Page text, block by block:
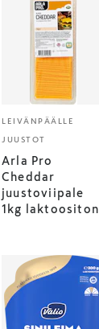
LEIVÄNPÄÄLLE
JUUSTOT
Arla Pro
Cheddar
juustoviipale
1kg laktoositon